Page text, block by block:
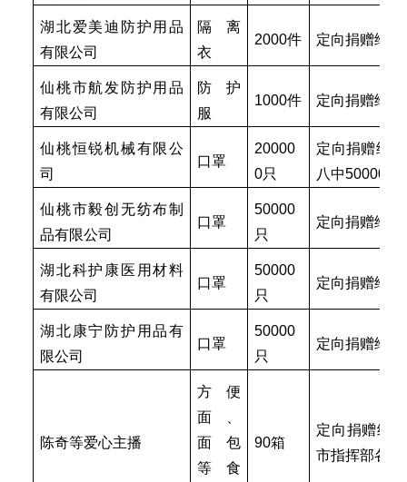
湖北爱美迪防护用品
有限公司
隔离
衣
2000件 定向捐赠给团
仙桃市航发防护用品
有限公司
防护
服
1000件 定向捐赠给
仙桃恒锐机械有限公
司
口罩
20000
0只
定向捐赠给
八中50000只
仙桃市毅创无纺布制
品有限公司
口罩
50000
只
定向捐赠给
湖北科护康医用材料
有限公司
口罩
50000
只
定向捐赠给
湖北康宁防护用品有
限公司
口罩
50000
只
定向捐赠给团
陈奇等爱心主播
方便
面
面包
等食
90箱
定向捐赠给
市指挥部各